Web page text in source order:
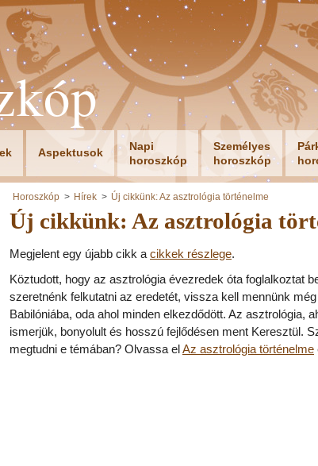
Aspektusok
Napi
horoszkóp
Személyes
horoszkóp
Horoszkóp Hírek Új cikkünk: Az asztrológia történelme
Új cikkünk: Az asztrológia
Megjelent egy újabb cikk a cikkek részlege.
Köztudott, hogy az asztrológia évezredek óta foglalkoztat
szeretnénk felkutatni az eredetét, vissza kell mennünk
Babilóniába, oda ahol minden elkezdődött. Az asztrológia,
ismerjük, bonyolult és hosszú fejlődésen ment Keresztül.
megtudni e témában? Olvassa elAz asztrológia történelme